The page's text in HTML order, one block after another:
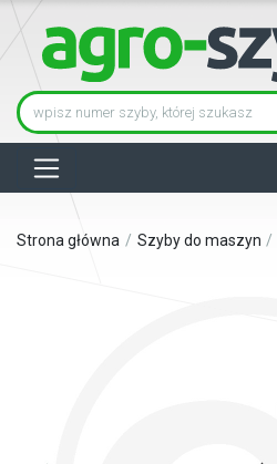
Strona główna Szyby do maszyn